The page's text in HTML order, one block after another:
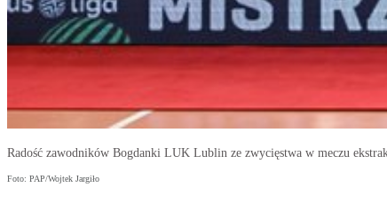
Radość zawodników Bogdanki LUK Lublin ze zwycięstwa w meczu
Foto: PAP/Wojtek Jargiło